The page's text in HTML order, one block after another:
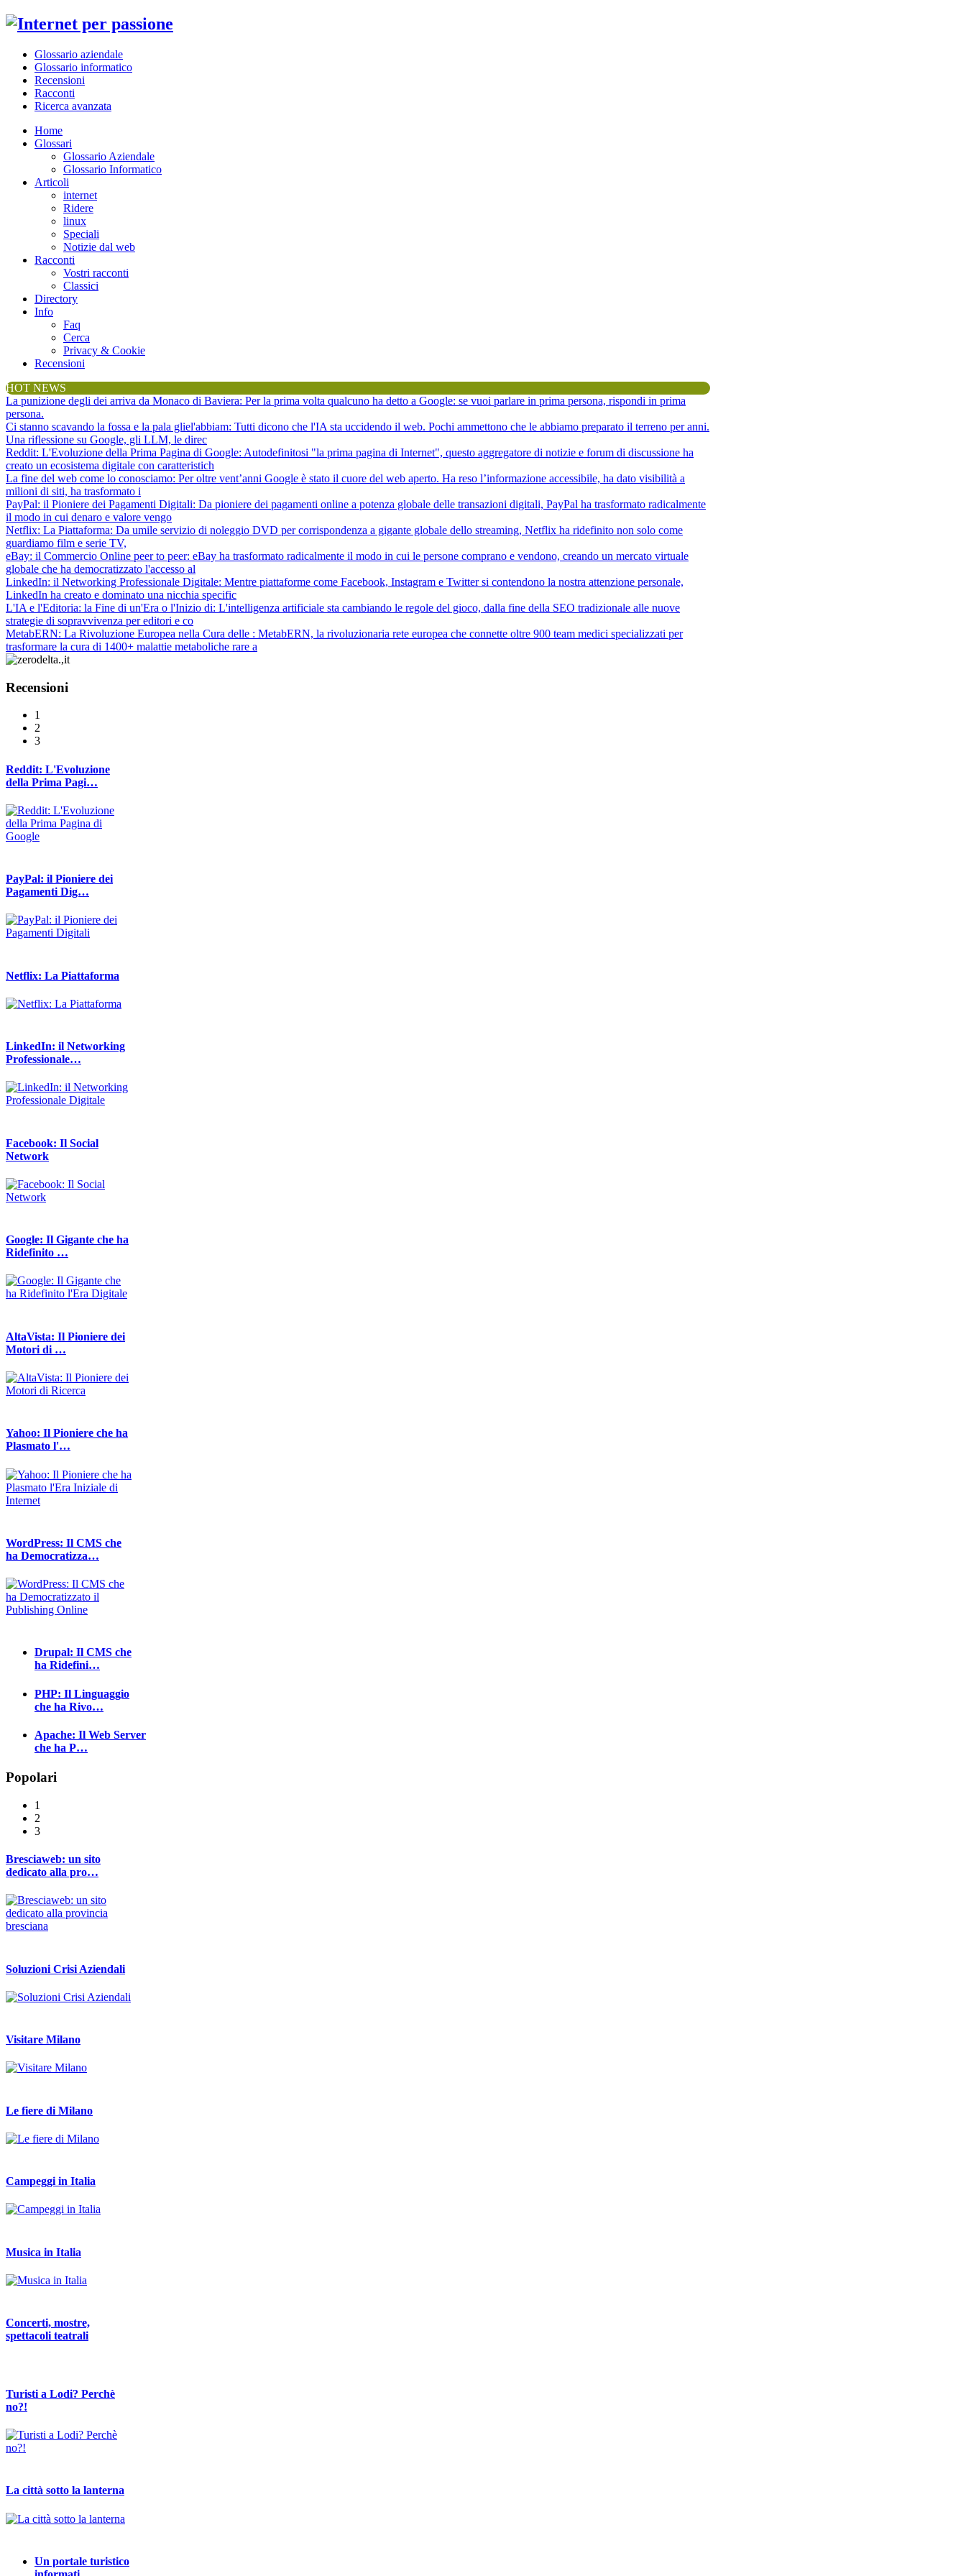
Glossario aziendale
Glossario informatico
Recensioni
Racconti
Ricerca avanzata
Home
Glossari
Glossario Aziendale
Glossario Informatico
Articoli
internet
Ridere
linux
Speciali
Notizie dal web
Racconti
Vostri racconti
Classici
Directory
Info
Faq
Cerca
Privacy & Cookie
Recensioni
HOT NEWS
La punizione degli dei arriva da Monaco di Baviera: Per la prima volta qualcuno ha detto a Google: se vuoi parlare in prima persona, rispondi in prima
persona.
Ci stanno scavando la fossa e la pala gliel'abbiam: Tutti dicono che l'IA sta uccidendo il web. Pochi ammettono che le abbiamo preparato il terreno per anni.
Una riflessione su Google, gli LLM, le direc
Reddit: L'Evoluzione della Prima Pagina di Google: Autodefinitosi "la prima pagina di Internet", questo aggregatore di notizie e forum di discussione ha
creato un ecosistema digitale con caratteristich
La fine del web come lo conosciamo: Per oltre vent’anni Google è stato il cuore del web aperto. Ha reso l’informazione accessibile, ha dato visibilità a
milioni di siti, ha trasformato i
PayPal: il Pioniere dei Pagamenti Digitali: Da pioniere dei pagamenti online a potenza globale delle transazioni digitali, PayPal ha trasformato radicalmente
il modo in cui denaro e valore vengo
Netflix: La Piattaforma: Da umile servizio di noleggio DVD per corrispondenza a gigante globale dello streaming, Netflix ha ridefinito non solo come
guardiamo film e serie TV,
eBay: il Commercio Online peer to peer: eBay ha trasformato radicalmente il modo in cui le persone comprano e vendono, creando un mercato virtuale
globale che ha democratizzato l'accesso al
LinkedIn: il Networking Professionale Digitale: Mentre piattaforme come Facebook, Instagram e Twitter si contendono la nostra attenzione personale,
LinkedIn ha creato e dominato una nicchia specific
L'IA e l'Editoria: la Fine di un'Era o l'Inizio di: L'intelligenza artificiale sta cambiando le regole del gioco, dalla fine della SEO tradizionale alle nuove
strategie di sopravvivenza per editori e co
MetabERN: La Rivoluzione Europea nella Cura delle : MetabERN, la rivoluzionaria rete europea che connette oltre 900 team medici specializzati per
trasformare la cura di 1400+ malattie metaboliche rare a
Recensioni
1
2
3
Reddit: L'Evoluzione
della Prima Pagi…
PayPal: il Pioniere dei
Pagamenti Dig…
Netflix: La Piattaforma
LinkedIn: il Networking
Professionale…
Facebook: Il Social
Network
Google: Il Gigante che ha
Ridefinito …
AltaVista: Il Pioniere dei
Motori di …
Yahoo: Il Pioniere che ha
Plasmato l'…
WordPress: Il CMS che
ha Democratizza…
Drupal: Il CMS che
ha Ridefini…
PHP: Il Linguaggio
che ha Rivo…
Apache: Il Web Server
che ha P…
Popolari
1
2
3
Bresciaweb: un sito
dedicato alla pro…
Soluzioni Crisi Aziendali
Visitare Milano
Le fiere di Milano
Campeggi in Italia
Musica in Italia
Concerti, mostre,
spettacoli teatrali
Turisti a Lodi? Perchè
no?!
La città sotto la lanterna
Un portale turistico